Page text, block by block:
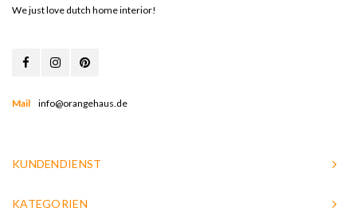
We just love dutch home interior!
Mail info@orangehaus.de
KUNDENDIENST
KATEGORIEN